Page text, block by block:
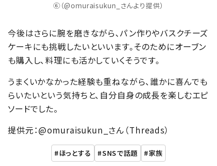
⑥（@omuraisukun_さんより提供）
今後はさらに腕を磨きながら、パン作りやバスクチーズ
ケーキにも挑戦したいといいます。そのためにオーブン
も購入し、料理にも活かしていくそうです。
うまくいかなかった経験も重ねながら、誰かに喜んでも
らいたいという気持ちと、自分自身の成長を楽しむエピ
ソードでした。
提供元：@omuraisukun_さん（Threads）
ほっとする SNSで話題 家族